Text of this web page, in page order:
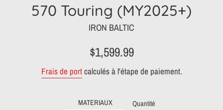
570 Touring (MY2025+)
IRON BALTIC
Prix
régulier
$1,599.99
Frais de portcalculés à l'étape de paiement.
MATERIAUX Quantité